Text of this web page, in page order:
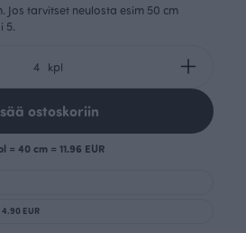
Jos tarvitset neulosta esim 50 cm
5.
kpl
ostoskoriin
= 40 cm = 11.96 EUR
EUR